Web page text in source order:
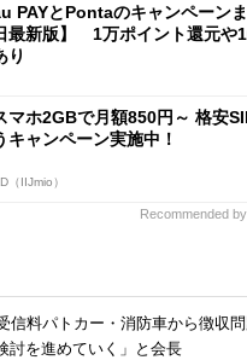
PAYとPontaのキャンペーン
最新版】 1万ポイント還元や
り
マホ2GBで月額850円～ 格安
キャンペーン実施中！
（IIJmio）
Recommended by
信料パトカー・消防車から徴収
討を進めていく」と会長